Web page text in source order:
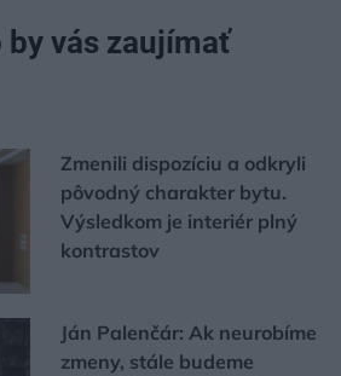
by vás zaujímať
Zmenili dispozíciu a odkryli
pôvodný charakter bytu.
Výsledkom je interiér plný
kontrastov
Ján Palenčár: Ak neurobíme
zmeny, stále budeme